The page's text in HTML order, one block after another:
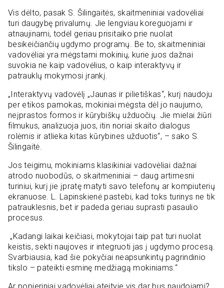
Vis dėlto, pasak S. Šilingaitės, skaitmeniniai vadovėliai
turi daugybę privalumų. Jie lengviau koreguojami ir
atnaujinami, todėl geriau prisitaiko prie nuolat
besikeičiančių ugdymo programų. Be to, skaitmeniniai
vadovėliai yra mėgstami mokinių, kurie juos dažnai
suvokia ne kaip vadovėlius, o kaip interaktyvų ir
patrauklų mokymosi įrankį.
„Interaktyvų vadovėlį „Jaunas ir pilietiškas“, kurį naudoju
per etikos pamokas, mokiniai mėgsta dėl jo naujumo,
neįprastos formos ir kūrybiškų užduočių. Jie mielai žiūri
filmukus, analizuoja juos, itin noriai skaito dialogus
rolėmis ir atlieka kitas kūrybines užduotis“, – sako S.
Šilingaitė.
Jos teigimu, mokiniams klasikiniai vadovėliai dažnai
atrodo nuobodūs, o skaitmeniniai – daug artimesni
turiniui, kurį jie įpratę matyti savo telefonų ar kompiuterių
ekranuose. L. Lapinskienė pastebi, kad toks turinys ne tik
patrauklesnis, bet ir padeda geriau suprasti pasaulio
procesus.
„Kadangi laikai keičiasi, mokytojai taip pat turi nuolat
keistis, sekti naujoves ir integruoti jas į ugdymo procesą.
Svarbiausia, kad šie pokyčiai neapsunkintų pagrindinio
tikslo – pateikti esminę medžiagą mokiniams.“